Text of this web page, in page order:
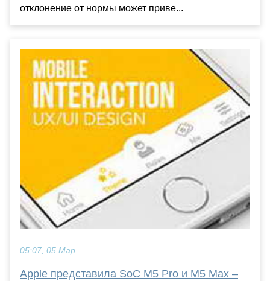
отклонение от нормы может приве...
05:07, 05 Мар
Apple представила SoC M5 Pro и M5 Max –